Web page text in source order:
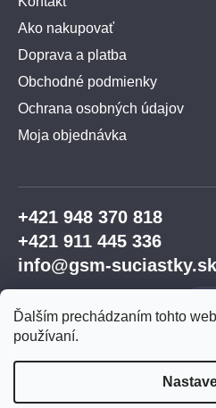
Ďalším prechádzaním tohto
používaní.
Ako nakupovať
Doprava a platba
Obchodné podmienky
Ochrana osobných údajov
Moja objednávka
+421 948 370 818
+421 911 445 336
info@gsm-suciastky.sk